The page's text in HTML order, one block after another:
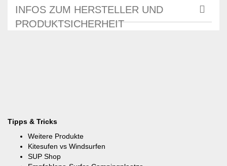
INFOS ZUM HERSTELLER UND
PRODUKTSICHERHEIT
Tipps & Tricks
Weitere Produkte
Kitesufen vs Windsurfen
SUP Shop